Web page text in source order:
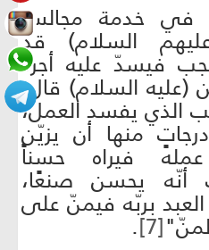
في خدمة مجالس
السلام) قد
فيسدّ عليه أجره
السلام) قال:
الذي يفسد العمل،
منها أن يزيّن
فيراه حسناً
أنّه يحسن صنعًا،
بربّه فيمنّ على
[7]
.